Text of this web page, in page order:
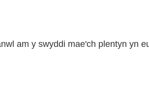
am y swyddi mae'ch plentyn yn